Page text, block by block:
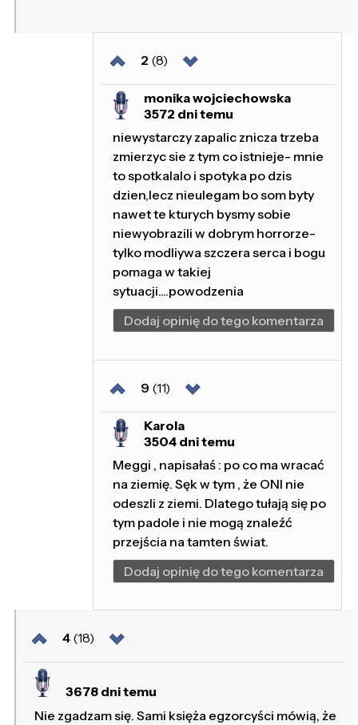
2 (8)
monika wojciechowska
3572 dni temu
niewystarczy zapalic znicza trzeba
zmierzyc sie z tym co istnieje- mnie
to spotkalalo i spotyka po dzis
dzien,lecz nieulegam bo som byty
nawet te kturych bysmy sobie
niewyobrazili w dobrym horrorze-
tylko modliywa szczera serca i bogu
pomaga w takiej
sytuacji....powodzenia
Dodaj opinię do tego komentarza
9 (11)
Karola
3504 dni temu
Meggi , napisałaś : po co ma wracać
na ziemię. Sęk w tym , że ONI nie
odeszli z ziemi. Dlatego tułają się po
tym padole i nie mogą znaleźć
przejścia na tamten świat.
Dodaj opinię do tego komentarza
4 (18)
3678 dni temu
Nie zgadzam się. Sami księża egzorcyści mówią, że